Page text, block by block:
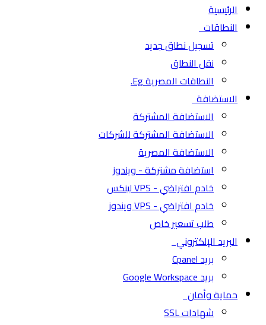
الرئيسية
النطاقات
تسجيل نطاق جديد
نقل النطاق
النطاقات المصرية Eg.
الاستضافة
الاستضافة المشتركة
الاستضافة المشتركة للشركات
الاستضافة المصرية
استضافة مشتركة - ويندوز
خادم افتراضي - VPS لينكس
خادم افتراضي - VPS ويندوز
طلب تسعير خاص
البريد الإلكتروني
بريد Cpanel
بريد Google Workspace
حماية وأمان
شهادات SSL